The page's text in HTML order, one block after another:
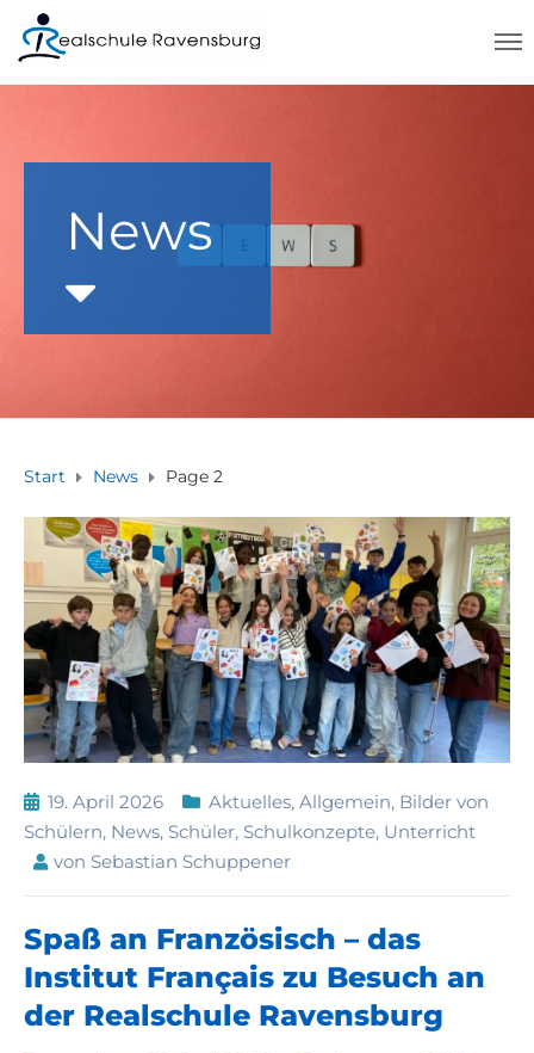
News
Start News Page 2
19. April 2026 Aktuelles, Allgemein, Bilder von
Schülern, News, Schüler, Schulkonzepte, Unterricht
von Sebastian Schuppener
Spaß an Französisch – das
Institut Français zu Besuch an
der Realschule Ravensburg